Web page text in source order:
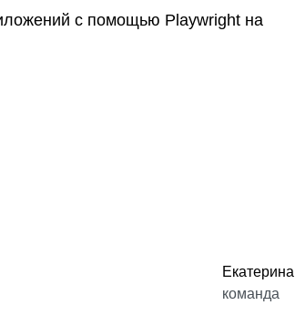
с помощью Playwright на
команда